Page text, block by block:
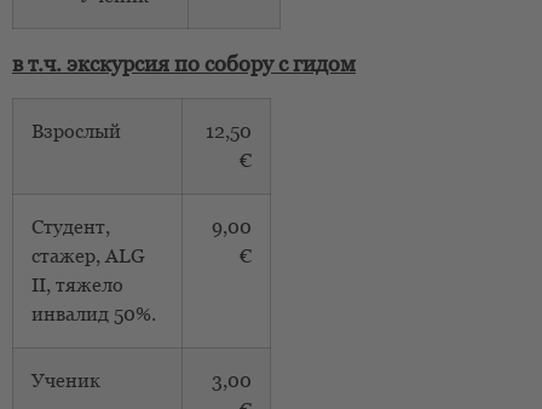
в т.ч. экскурсия по собору с гидом
Взрослый
12,50
€
Студент,
стажер, ALG
II, тяжело
инвалид 50%.
9,00
€
Ученик
3,00